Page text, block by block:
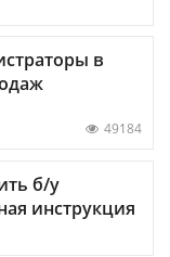
в
49184
б/у
инструкция